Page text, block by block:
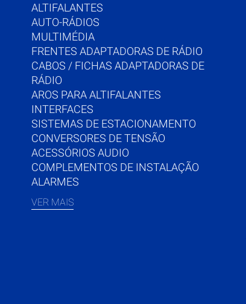
ALTIFALANTES
AUTO-RÁDIOS
MULTIMÉDIA
FRENTES ADAPTADORAS DE RÁDIO
CABOS / FICHAS ADAPTADORAS DE
RÁDIO
AROS PARA ALTIFALANTES
INTERFACES
SISTEMAS DE ESTACIONAMENTO
CONVERSORES DE TENSÃO
ACESSÓRIOS AUDIO
COMPLEMENTOS DE INSTALAÇÃO
ALARMES
VER MAIS